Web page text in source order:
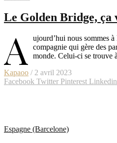
Le Golden Bridge, ça
A ujourd’hui nous sommes
compagnie qui gère des
monde. Celui-ci se trouve
Kapaoo / 2 avril 2023
Facebook Twitter Pinterest Linkedin
Espagne (Barcelone)